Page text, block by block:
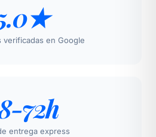
verificadas en Google
72h
entrega express